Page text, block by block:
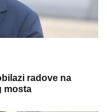
radove na
mosta